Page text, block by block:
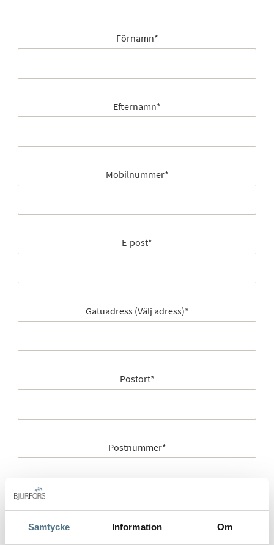
Samtycke Information Om
Förnamn*
Efternamn*
Mobilnummer*
E-post*
Gatuadress (Välj adress)*
Postort*
Postnummer*